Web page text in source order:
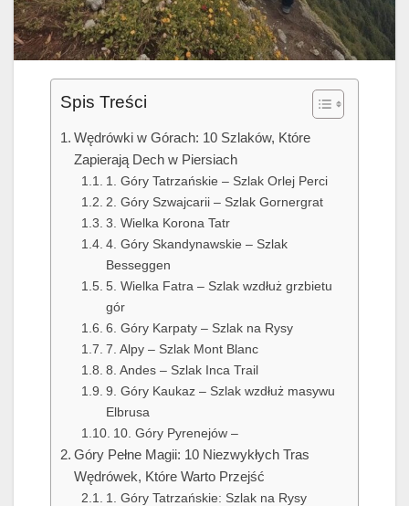
Spis Treści
Wędrówki w Górach: 10 Szlaków, Które
Zapierają Dech w Piersiach
1. Góry Tatrzańskie – Szlak Orlej Perci
2. Góry Szwajcarii – Szlak Gornergrat
3. Wielka Korona Tatr
4. Góry Skandynawskie – Szlak
Besseggen
5. Wielka Fatra – Szlak wzdłuż grzbietu
gór
6. Góry Karpaty – Szlak na Rysy
7. Alpy – Szlak Mont Blanc
8. Andes – Szlak Inca Trail
9. Góry Kaukaz – Szlak wzdłuż masywu
Elbrusa
10. Góry Pyrenejów –
Góry Pełne Magii: 10 Niezwykłych Tras
Wędrówek, Które Warto Przejść
1. Góry Tatrzańskie: Szlak na Rysy